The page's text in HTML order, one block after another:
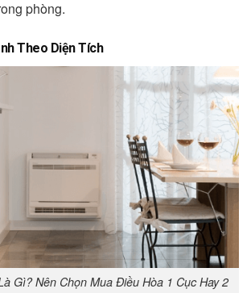
phòng.
Theo Diện Tích
Gì? Nên Chọn Mua Điều Hòa 1 Cục Hay 2